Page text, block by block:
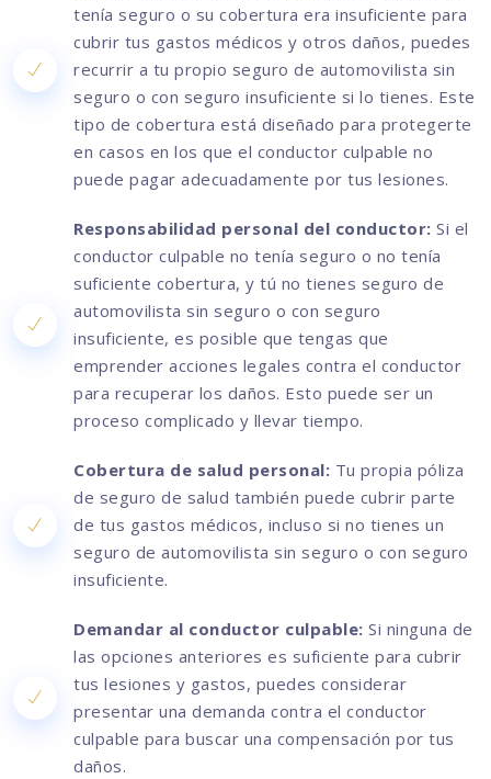
tenía seguro o su cobertura era insuficiente para
cubrir tus gastos médicos y otros daños, puedes
recurrir a tu propio seguro de automovilista sin
seguro o con seguro insuficiente si lo tienes. Este
tipo de cobertura está diseñado para protegerte
en casos en los que el conductor culpable no
puede pagar adecuadamente por tus lesiones.
Responsabilidad personal del conductor: Si el
conductor culpable no tenía seguro o no tenía
suficiente cobertura, y tú no tienes seguro de
automovilista sin seguro o con seguro
insuficiente, es posible que tengas que
emprender acciones legales contra el conductor
para recuperar los daños. Esto puede ser un
proceso complicado y llevar tiempo.
Cobertura de salud personal: Tu propia póliza
de seguro de salud también puede cubrir parte
de tus gastos médicos, incluso si no tienes un
seguro de automovilista sin seguro o con seguro
insuficiente.
Demandar al conductor culpable: Si ninguna de
las opciones anteriores es suficiente para cubrir
tus lesiones y gastos, puedes considerar
presentar una demanda contra el conductor
culpable para buscar una compensación por tus
daños.